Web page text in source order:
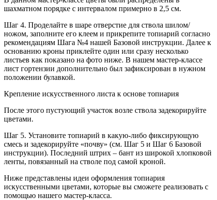
шахматном порядке с интервалом примерно в 2,5 см.
Шаг 4. Проделайте в шаре отверстие для ствола шилом/
ножом, заполните его клеем и прикрепите топиарий согласно
рекомендациям Шага №4 нашей Базовой инструкции. Далее к
основанию кроны приклейте один или сразу несколько
листьев как показано на фото ниже. В нашем мастер-классе
лист гортензии дополнительно был зафиксирован в нужном
положении булавкой.
Крепление искусственного листа к основе топиария
После этого пустующий участок возле ствола задекорируйте
цветами.
Шаг 5. Установите топиарий в какую-либо фиксирующую
смесь и задекорируйте «почву» (см. Шаг 5 и Шаг 6 Базовой
инструкции). Последний штрих – бант из широкой хлопковой
ленты, повязанный на стволе под самой кроной.
Ниже представлены идеи оформления топиария
искусственными цветами, которые вы сможете реализовать с
помощью нашего мастер-класса.